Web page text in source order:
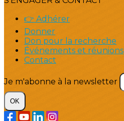
👉 Adhérer
Donner
Don pour la recherche
Événements et réunions
Contact
Je m'abonne à la newsletter
OK